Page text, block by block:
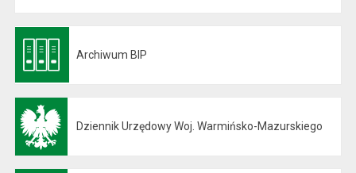
Archiwum BIP
Dziennik Urzędowy Woj. Warmińsko-Mazurskiego